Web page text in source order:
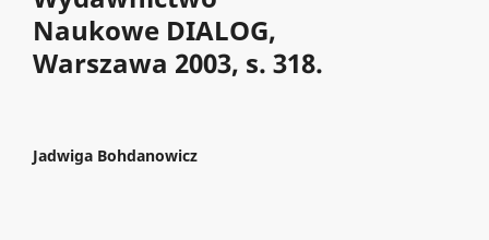
Naukowe DIALOG,
Warszawa 2003, s. 318.
Jadwiga Bohdanowicz